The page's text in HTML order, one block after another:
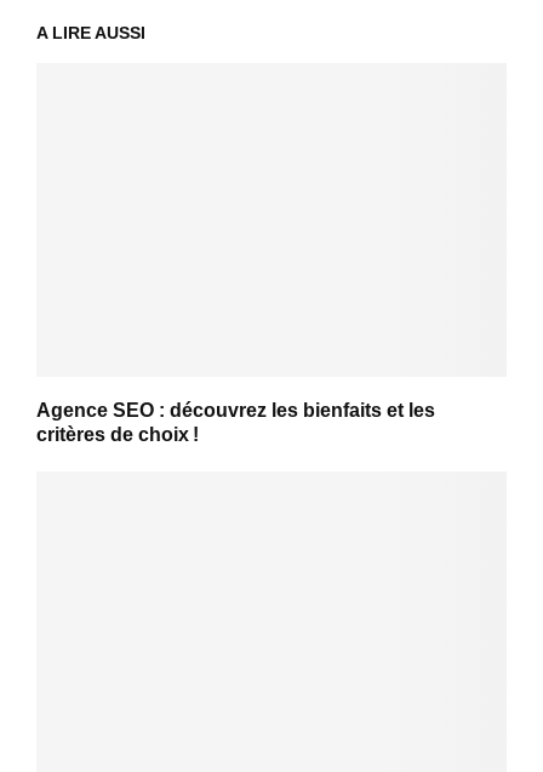
A LIRE AUSSI
Agence SEO : découvrez les bienfaits et les
critères de choix !